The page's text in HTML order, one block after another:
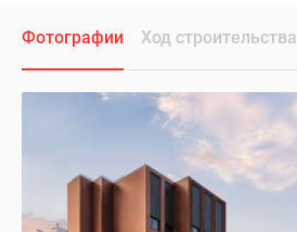
Фотографии Ход строительства